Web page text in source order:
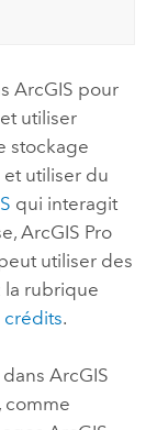
ArcGIS pour
utiliser
stockage
et utiliser du
qui interagit
, ArcGIS Pro
utiliser des
la rubrique
crédits.
ArcGIS
comme